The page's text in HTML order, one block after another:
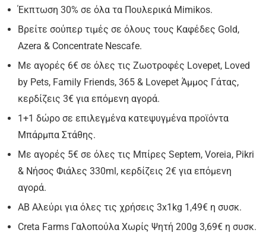
Έκπτωση 30% σε όλα τα Πουλερικά Mimikos.
Βρείτε σούπερ τιμές σε όλους τους Καφέδες Gold,
Azera & Concentrate Nescafe.
Με αγορές 6€ σε όλες τις Ζωοτροφές Lovepet, Loved
by Pets, Family Friends, 365 & Lovepet Άμμος Γάτας,
κερδίζεις 3€ για επόμενη αγορά.
1+1 δώρο σε επιλεγμένα κατεψυγμένα προϊόντα
Μπάρμπα Στάθης.
Με αγορές 5€ σε όλες τις Μπίρες Septem, Voreia, Pikri
& Νήσος Φιάλες 330ml, κερδίζεις 2€ για επόμενη
αγορά.
ΑΒ Αλεύρι για όλες τις χρήσεις 3x1kg 1,49€ η συσκ.
Creta Farms Γαλοπούλα Χωρίς Ψητή 200g 3,69€ η συσκ.